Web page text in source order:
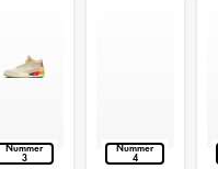
Nummer
3
Nummer
4